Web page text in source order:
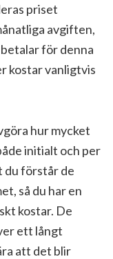
priset
avgiften,
för denna
kostar vanligtvis
hur mycket
initialt och per
du förstår de
så du har en
kostar. De
ett långt
att det blir